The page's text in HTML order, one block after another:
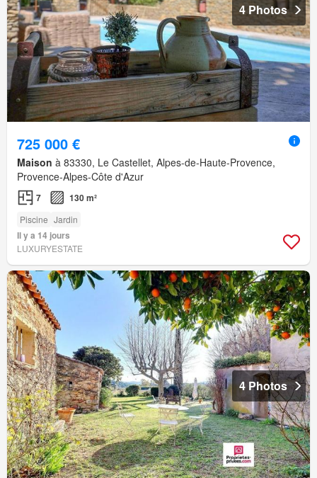
4 Photos
725 000 €
Maison à 83330, Le Castellet, Alpes-de-Haute-Provence,
Provence-Alpes-Côte d'Azur
7 130 m²
Piscine Jardin
Il y a 14 jours
LUXURYESTATE
4 Photos